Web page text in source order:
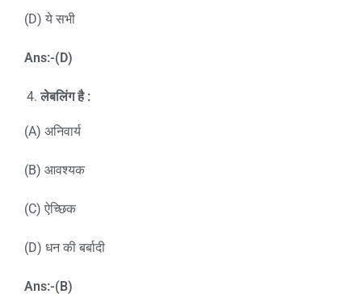
(D) ये सभी
Ans:-(D)
लेबलिंग है :
(A) अनिवार्य
(B) आवश्यक
(C) ऐच्छिक
(D) धन की बर्बादी
Ans:-(B)